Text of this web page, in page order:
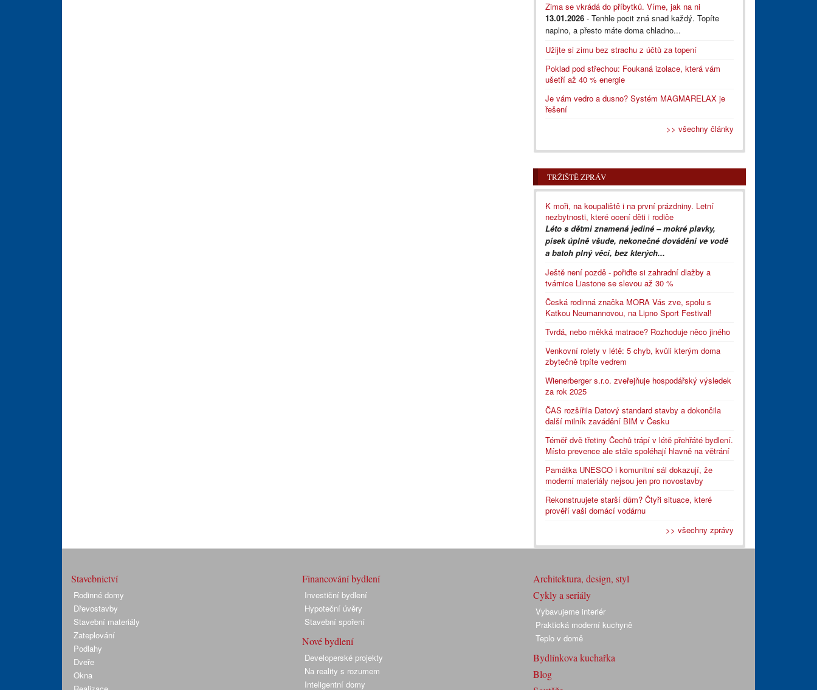
Zima se vkrádá do příbytků. Víme, jak na ni
13.01.2026 - Tenhle pocit zná snad každý. Topíte
naplno, a přesto máte doma chladno...
Užijte si zimu bez strachu z účtů za topení
Poklad pod střechou: Foukaná izolace, která vám
ušetří až 40 % energie
Je vám vedro a dusno? Systém MAGMARELAX je
řešení
>> všechny články
TRŽIŠTĚ ZPRÁV
K moři, na koupaliště i na první prázdniny. Letní
nezbytnosti, které ocení děti i rodiče
Léto s dětmi znamená jediné – mokré plavky,
písek úplně všude, nekonečné dovádění ve vodě
a batoh plný věcí, bez kterých...
Ještě není pozdě - pořiďte si zahradní dlažby a
tvárnice Liastone se slevou až 30 %
Česká rodinná značka MORA Vás zve, spolu s
Katkou Neumannovou, na Lipno Sport Festival!
Tvrdá, nebo měkká matrace? Rozhoduje něco jiného
Venkovní rolety v létě: 5 chyb, kvůli kterým doma
zbytečně trpíte vedrem
Wienerberger s.r.o. zveřejňuje hospodářský výsledek
za rok 2025
ČAS rozšířila Datový standard stavby a dokončila
další milník zavádění BIM v Česku
Téměř dvě třetiny Čechů trápí v létě přehřáté bydlení.
Místo prevence ale stále spoléhají hlavně na větrání
Památka UNESCO i komunitní sál dokazují, že
moderní materiály nejsou jen pro novostavby
Rekonstruujete starší dům? Čtyři situace, které
prověří vaši domácí vodárnu
>> všechny zprávy
Stavebnictví
Rodinné domy
Dřevostavby
Stavební materiály
Zateplování
Podlahy
Dveře
Okna
Financování bydlení
Investiční bydlení
Hypoteční úvěry
Stavební spoření
Nové bydlení
Developerské projekty
Na reality s rozumem
Inteligentní domy
Architektura, design, styl
Cykly a seriály
Vybavujeme interiér
Praktická moderní kuchyně
Teplo v domě
Bydlínkova kuchařka
Blog